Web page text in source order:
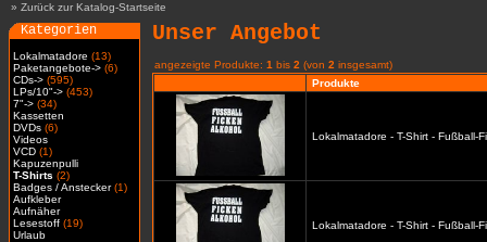
» Zurück zur Katalog-Startseite
Kategorien
Lokalmatadore (13)
Paketangebote-> (6)
CDs-> (595)
LPs/10"-> (453)
7"-> (34)
Kassetten
DVDs (6)
Videos
VCD (1)
Kapuzenpulli
T-Shirts (2)
Badges / Anstecker(1)
Aufkleber
Aufnäher
Lesestoff (19)
Urlaub
Unser Angebot
angezeigte Produkte: 1 bis 2 (von 2 insgesamt)
Produkte
Lokalmatadore - T-Shirt - Fußball-
Lokalmatadore - T-Shirt - Fußball-